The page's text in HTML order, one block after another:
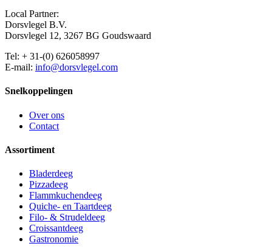
Local Partner:
Dorsvlegel B.V.
Dorsvlegel 12, 3267 BG Goudswaard
Tel: + 31-(0) 626058997
E-mail: info@dorsvlegel.com
Snelkoppelingen
Over ons
Contact
Assortiment
Bladerdeeg
Pizzadeeg
Flammkuchendeeg
Quiche- en Taartdeeg
Filo- & Strudeldeeg
Croissantdeeg
Gastronomie